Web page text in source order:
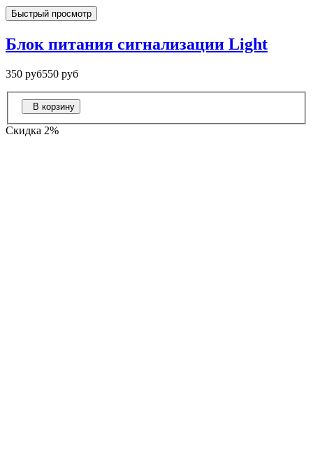
Быстрый просмотр
Блок питания сигнализации Light
350 руб550 руб
В корзину
Скидка 2%